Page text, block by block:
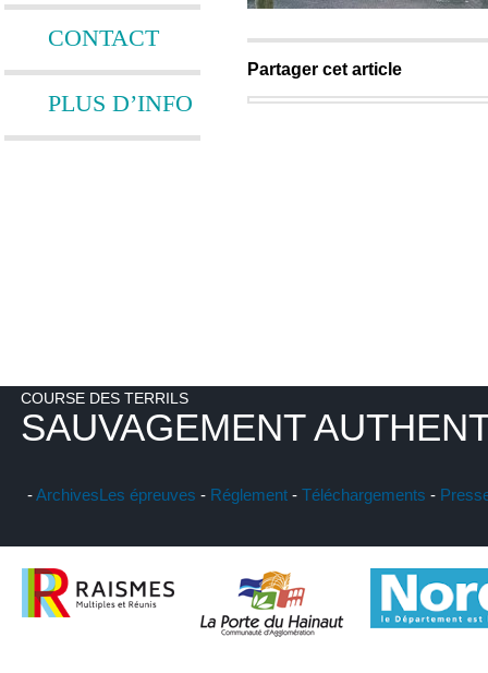
CONTACT
PLUS D’INFO
Partager cet article
COURSE DES TERRILS
SAUVAGEMENT
-ArchivesLes épreuves - Réglement - Téléchargements -